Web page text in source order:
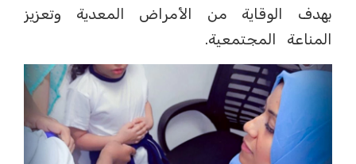
بهدف الوقاية من الأمراض المعدية وتعزيز
المناعة المجتمعية.